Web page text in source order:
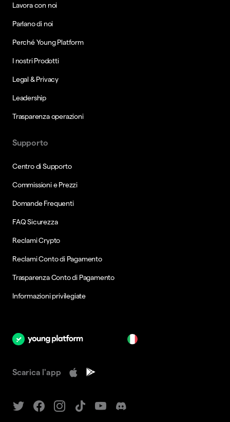
Lavora con noi
Parlano di noi
Perché Young Platform
I nostri Prodotti
Legal & Privacy
Leadership
Trasparenza operazioni
Supporto
Centro di Supporto
Commissioni e Prezzi
Domande Frequenti
FAQ Sicurezza
Reclami Crypto
Reclami Conto di Pagamento
Trasparenza Conto di Pagamento
Informazioni privilegiate
Scarica l'app